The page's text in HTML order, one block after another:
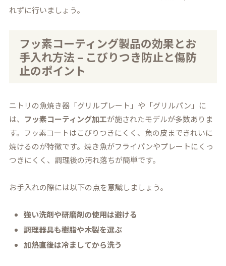
れずに行いましょう。
フッ素コーティング製品の効果とお
手入れ方法 – こびりつき防止と傷防
止のポイント
ニトリの魚焼き器「グリルプレート」や「グリルパン」に
は、 フッ素コーティング加工が施されたモデルが多数ありま
す。フッ素コートはこびりつきにくく、魚の皮まできれいに
焼けるのが特徴です。焼き魚がフライパンやプレートにくっ
つきにくく、調理後の汚れ落ちが簡単です。
お手入れの際には以下の点を意識しましょう。
強い洗剤や研磨剤の使用は避ける
調理器具も樹脂や木製を選ぶ
加熱直後は冷ましてから洗う